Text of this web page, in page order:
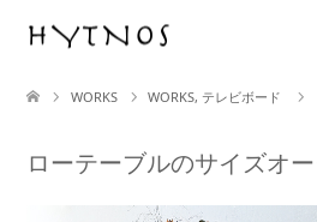
WORKS WORKS, テレビボード
ローテーブルのサイズオ